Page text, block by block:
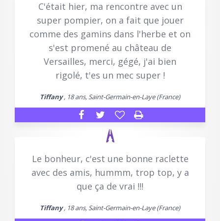
C'était hier, ma rencontre avec un
super pompier, on a fait que jouer
comme des gamins dans l'herbe et on
s'est promené au château de
Versailles, merci, gégé, j'ai bien
rigolé, t'es un mec super !
Tiffany, 18 ans, Saint-Germain-en-Laye (France)
Le bonheur, c'est une bonne raclette
avec des amis, hummm, trop top, y a
que ça de vrai !!!
Tiffany, 18 ans, Saint-Germain-en-Laye (France)